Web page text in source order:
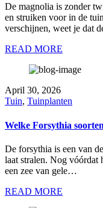
De magnolia is zonder
en struiken voor in de
verschijnen, weet je dat
READ MORE
April 30, 2026
Tuin, Tuinplanten
Welke Forsythia
De forsythia is een van
laat stralen. Nog vóórdat
een zee van gele…
READ MORE